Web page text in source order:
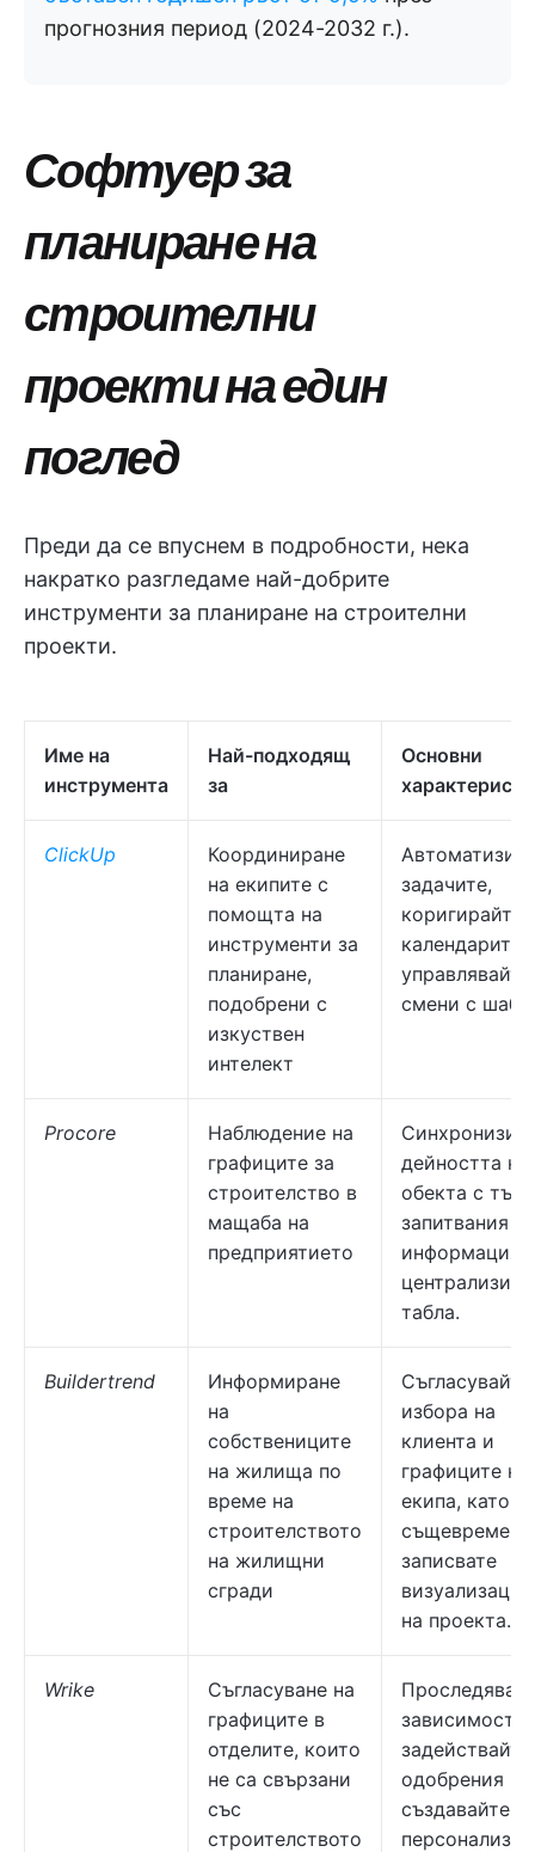
прогнозния период (2024-2032 г.).
Софтуер за
планиране на
строителни
проекти на един
поглед
Преди да се впуснем в подробности, нека
накратко разгледаме най-добрите
инструменти за планиране на строителни
проекти.
Име на
инструмента
Най-подходящ
за
Основни
ClickUp
Координиране
на екипите с
помощта на
инструменти за
планиране,
подобрени с
изкуствен
интелект
задачите,
коригирайте
календарите
управлявайте
смени с
Procore
Наблюдение на
графиците за
строителство в
мащаба на
предприятието
дейността на
обекта с
запитвания за
информация
табла.
Buildertrend
Информиране
на
собствениците
на жилища по
време на
строителството
на жилищни
сгради
Съгласувайте
избора на
клиента и
графиците на
екипа, като
записвате
на проекта.
Wrike
Съгласуване на
графиците в
отделите, които
не са свързани
със
строителството
зависимости,
задействайте
одобрения и
създавайте